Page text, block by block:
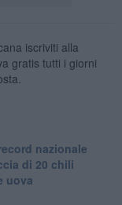
iscriviti alla
gratis tutti i giorni
nazionale
di 20 chili
uova